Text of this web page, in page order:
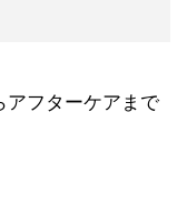
フターケアまで